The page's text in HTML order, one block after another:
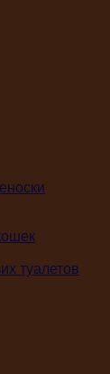
туалетов